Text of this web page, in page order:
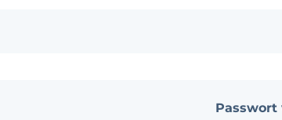
Passwort